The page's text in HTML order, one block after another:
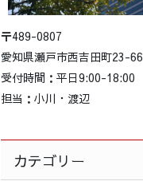
〒489-0807
愛知県瀬戸市西吉田町23-66
受付時間：平日9:00-18:00
担当：小川・渡辺
カテゴリー